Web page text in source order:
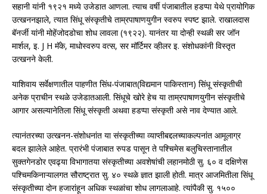
सहानी यांनी १९२१ मध्ये उजेडात आणला. त्याच वर्षी पंजाबातील हडप्पा येथे प्रायोगिक
उत्खननझाले, त्यात सिंधू संस्कृतीचे ताम्रपाषाणयुगीन स्वरुप स्पष्ट झाले. राखालदास
बॅनर्जी यांनी मोहेंजोदडोचा शोध लावला (१९२२). यानंतर या दोन्ही स्थळी सर जॉन
मार्शल, इ. J H मॅके, माधोस्वरुप वत्स, सर मॉर्टिमर व्हीलर इ. संशोधकांनी विस्तृत
उत्खनने केली.
याशिवाय सर्वेक्षणातील पाहणीत सिंध-पंजाबात(विद्यमान पाकिस्तान) सिंधू संस्कृतीची
अनेक प्राचीन स्थळे उजेडातआली. सिंधूचे खोरे हेच या ताम्रपाषाणयुगीन संस्कृतीचे
आगार असल्यानेतिला सिंधू संस्कृती अथवा हडप्पा संस्कृती असे नाव देण्यात आले.
त्यानंतरच्या उत्खनन-संशोधनांत या संस्कृतीच्या व्याप्तीबद्दलच्याकल्पनांत आमूलाग्र
बदल झालेले आहेत. प्रारंभी पंजाबात रुपड पासून ते पश्चिमेस बलुचिस्तानातील
सुक्तगेनडोर एवढ्या विभागातया संस्कृतीच्या अवशेषांची लहानमोठी सु. ६० व दक्षिणेस
पश्चिमकिनाऱ्यालगत सौराष्ट्रात सु. ४० स्थळे ज्ञात झाली होती. मात्र आजमितीला सिंधू
संस्कृतीच्या दोन हजारांहून अधिक स्थळांचा शोध लागलाआहे. त्यांपैकी सु. १५००